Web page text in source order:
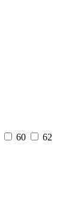
60
62